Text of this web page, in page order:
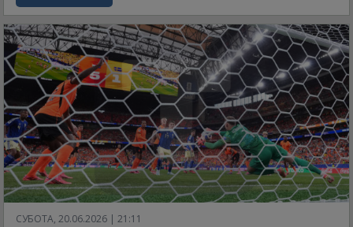
СУБОТА, 20.06.2026 | 21:11